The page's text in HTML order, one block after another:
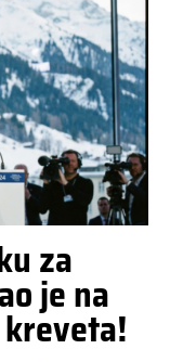
za
je na
kreveta!